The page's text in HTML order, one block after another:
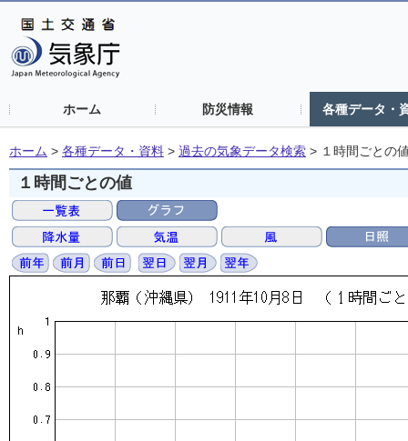
ホーム 防災情報 各種データ・
ホーム > 各種データ・資料 > 過去の気象データ検索 > １時間ごとの
１時間ごとの値